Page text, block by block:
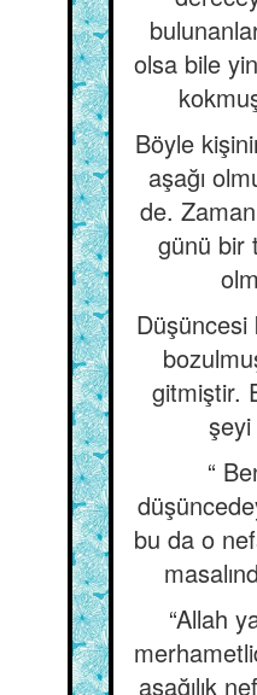
olsa bile
Böyle
aşağı
de.
günü bir
Düşüncesi
gitmiştir.
“
bu da o
“Allah
aşağılık